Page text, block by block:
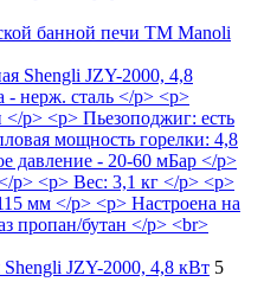
банной печи ТМ Manoli
Shengli JZY-2000, 4,8 кВт 5